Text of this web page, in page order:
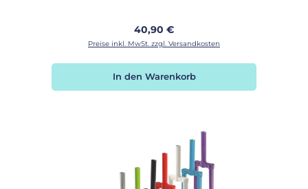
Regulärer Preis:
40,90 €
Preise inkl. MwSt. zzgl. Versandkosten
In den Warenkorb